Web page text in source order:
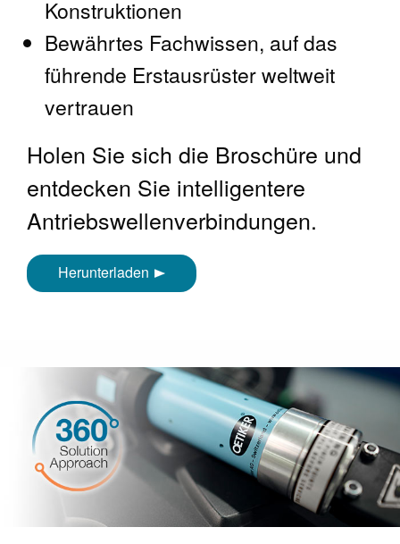
Konstruktionen
Bewährtes Fachwissen, auf das
führende Erstausrüster weltweit
vertrauen
Holen Sie sich die Broschüre und
entdecken Sie intelligentere
Antriebswellenverbindungen.
Herunterladen